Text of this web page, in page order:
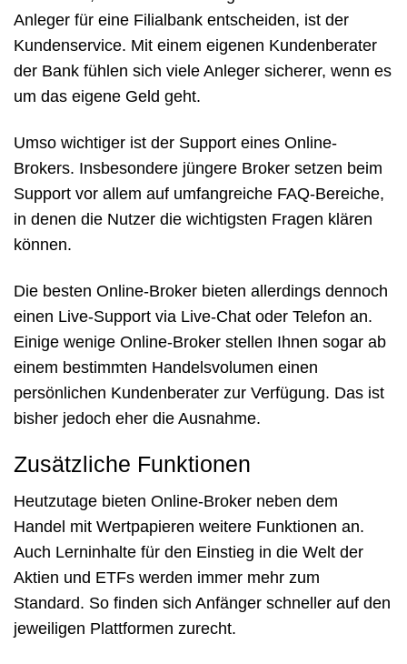
Anleger für eine Filialbank entscheiden, ist der
Kundenservice. Mit einem eigenen Kundenberater
der Bank fühlen sich viele Anleger sicherer, wenn es
um das eigene Geld geht.
Umso wichtiger ist der Support eines Online-
Brokers. Insbesondere jüngere Broker setzen beim
Support vor allem auf umfangreiche FAQ-Bereiche,
in denen die Nutzer die wichtigsten Fragen klären
können.
Die besten Online-Broker bieten allerdings dennoch
einen Live-Support via Live-Chat oder Telefon an.
Einige wenige Online-Broker stellen Ihnen sogar ab
einem bestimmten Handelsvolumen einen
persönlichen Kundenberater zur Verfügung. Das ist
bisher jedoch eher die Ausnahme.
Zusätzliche Funktionen
Heutzutage bieten Online-Broker neben dem
Handel mit Wertpapieren weitere Funktionen an.
Auch Lerninhalte für den Einstieg in die Welt der
Aktien und ETFs werden immer mehr zum
Standard. So finden sich Anfänger schneller auf den
jeweiligen Plattformen zurecht.